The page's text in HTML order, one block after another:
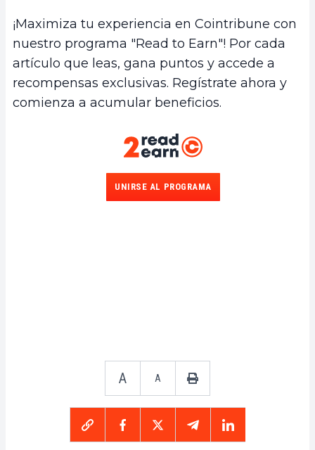
¡Maximiza tu experiencia en Cointribune con
nuestro programa "Read to Earn"! Por cada
artículo que leas, gana puntos y accede a
recompensas exclusivas. Regístrate ahora y
comienza a acumular beneficios.
UNIRSE AL PROGRAMA
A A